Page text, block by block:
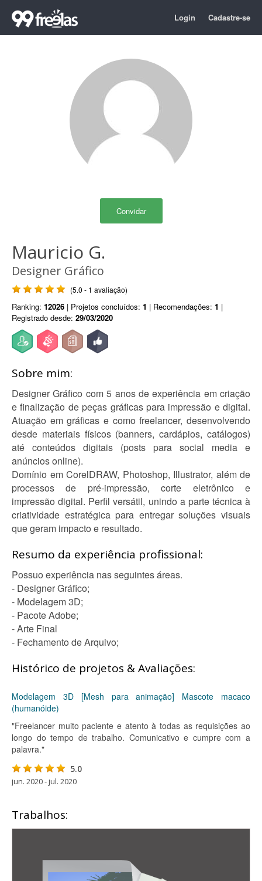
Login Cadastre-se
Convidar
Mauricio G.
Designer Gráfico
(5.0 - 1 avaliação)
Ranking: 12026 | Projetos concluídos: 1 | Recomendações: 1 |
Registrado desde: 29/03/2020
Sobre mim:
Designer Gráfico com 5 anos de experiência em criação
e finalização de peças gráficas para impressão e digital.
Atuação em gráficas e como freelancer, desenvolvendo
desde materiais físicos (banners, cardápios, catálogos)
até conteúdos digitais (posts para social media e
anúncios online).
Domínio em CorelDRAW, Photoshop, Illustrator, além de
processos de pré-impressão, corte eletrônico e
impressão digital. Perfil versátil, unindo a parte técnica à
criatividade estratégica para entregar soluções visuais
que geram impacto e resultado.
Resumo da experiência profissional:
Possuo experiência nas seguintes áreas.
- Designer Gráfico;
- Modelagem 3D;
- Pacote Adobe;
- Arte Final
- Fechamento de Arquivo;
Histórico de projetos & Avaliações:
Modelagem 3D [Mesh para animação] Mascote macaco
(humanóide)
"Freelancer muito paciente e atento à todas as requisições ao
longo do tempo de trabalho. Comunicativo e cumpre com a
palavra."
5.0
jun. 2020 - jul. 2020
Trabalhos: